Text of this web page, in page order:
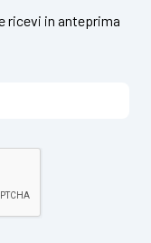
ricevi in anteprima